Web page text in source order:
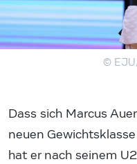
©
Dass sich Marcus
neuen
hat er nach seinem